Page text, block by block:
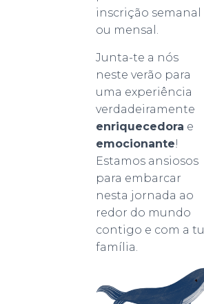
inscrição semanal
ou mensal.
Junta-te a nós
neste verão para
uma experiência
verdadeiramente
enriquecedora e
emocionante!
Estamos ansiosos
para embarcar
nesta jornada ao
redor do mundo
contigo e com a
família.